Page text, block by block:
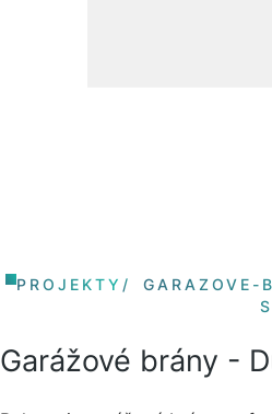
PROJEKTY /
GARAZOVE-
Garážové brány -